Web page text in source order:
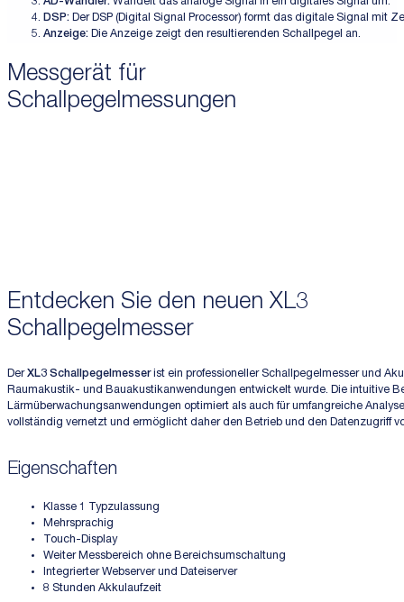
AD-Wandler: Wandelt das analoge Signal in ein digitales Signal um.
DSP: Der DSP (Digital Signal Processor) formt das digitale Signal mit
Anzeige: Die Anzeige zeigt den resultierenden Schallpegel an.
Messgerät für
Schallpegelmessungen
Entdecken Sie den neuen XL3
Schallpegelmesser
DerXL3 Schallpegelmesserist ein professioneller Schallpegelmesser und
Raumakustik- und Bauakustikanwendungen entwickelt wurde. Die intuitive
Lärmüberwachungsanwendungen optimiert als auch für umfangreiche
vollständig vernetzt und ermöglicht daher den Betrieb und den Datenzugriff
Eigenschaften
Klasse 1 Typzulassung
Mehrsprachig
Touch-Display
Weiter Messbereich ohne Bereichsumschaltung
Integrierter Webserver und Dateiserver
8 Stunden Akkulaufzeit